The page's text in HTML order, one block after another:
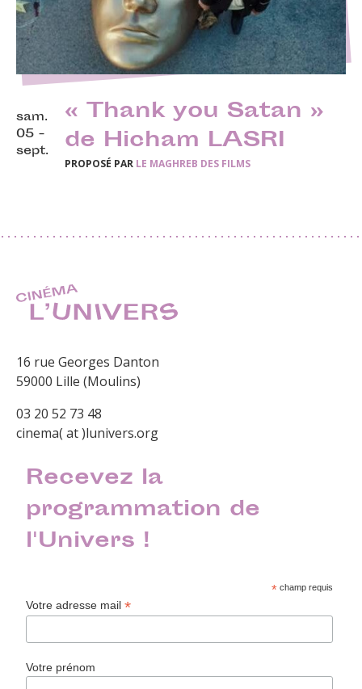
sam.
05 -
sept.
« Thank you Satan »
de Hicham LASRI
PROPOSÉ PAR LE MAGHREB DES FILMS
16 rue Georges Danton
59000 Lille (Moulins)
03 20 52 73 48
cinema( at )lunivers.org
Recevez la
programmation de
l'Univers !
* champ requis
Votre adresse mail*
Votre prénom